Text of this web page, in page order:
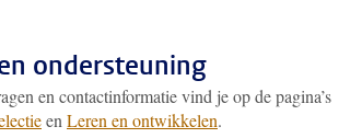
ondersteuning
en contactinformatie vind je op de pagina’s
en Leren en ontwikkelen.